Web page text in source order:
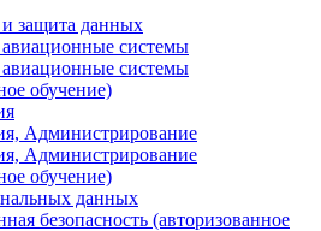
и защита данных
системы
системы
обучение)
Администрирование
Администрирование
обучение)
данных
безопасность (авторизованное